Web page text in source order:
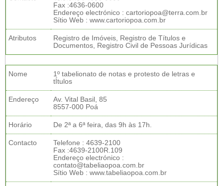
Fax :4636-0600
Endereço electrónico : cartoriopoa@terra.com.br
Sítio Web : www.cartoriopoa.com.br
Atributos
Registro de Imóveis, Registro de Títulos e
Documentos, Registro Civil de Pessoas Jurídicas
Nome
1º tabelionato de notas e protesto de letras e
tÍtulos
Endereço
Av. Vital Basil, 85
8557-000 Poá
Horário De 2ª a 6ª feira, das 9h às 17h.
Contacto
Telefone : 4639-2100
Fax :4639-2100R.109
Endereço electrónico :
contato@tabeliaopoa.com.br
Sítio Web : www.tabeliaopoa.com.br